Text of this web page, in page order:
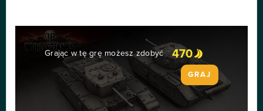
Grając w tę grę możesz zdobyć 470
GRAJ